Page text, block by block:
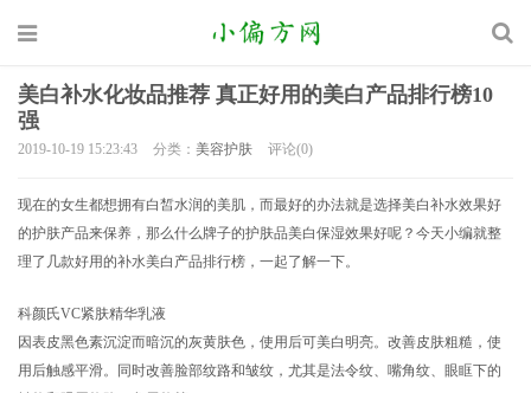
美白补水化妆品推荐 真正好用的美白产品排行榜10
强
2019-10-19 15:23:43 分类： 美容护肤 评论(0)
现在的女生都想拥有白皙水润的美肌，而最好的办法就是选择美白补水效果好
的护肤产品来保养，那么什么牌子的护肤品美白保湿效果好呢？今天小编就整
理了几款好用的补水美白产品排行榜，一起了解一下。
科颜氏VC紧肤精华乳液
因表皮黑色素沉淀而暗沉的灰黄肤色，使用后可美白明亮。改善皮肤粗糙，使
用后触感平滑。同时改善脸部纹路和皱纹，尤其是法令纹、嘴角纹、眼眶下的